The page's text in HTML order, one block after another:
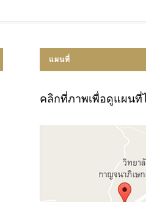
แผนที่
คลิกที่ภาพเพื่อดูแผนที่